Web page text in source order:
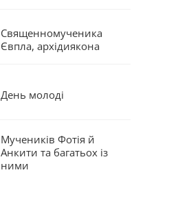
Священномученика
Євпла, архідиякона
День молоді
Мучеників Фотія й
Анкити та багатьох із
ними